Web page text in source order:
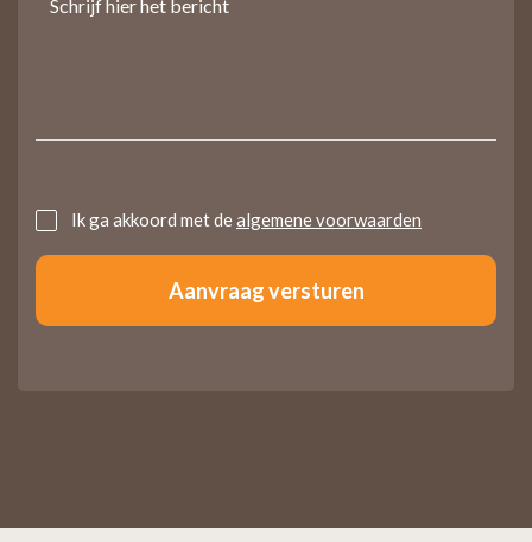
UntitledIk ga akkoord met dealgemene voorwaarden